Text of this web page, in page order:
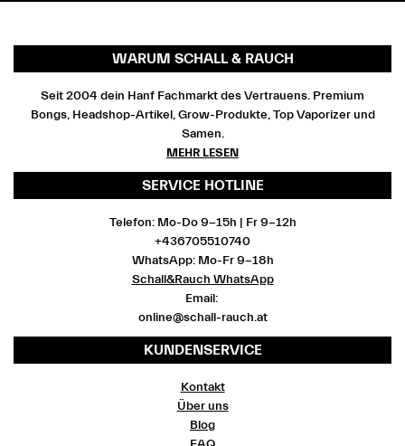
WARUM SCHALL & RAUCH
Seit 2004 dein Hanf Fachmarkt des Vertrauens. Premium
Bongs, Headshop-Artikel, Grow-Produkte, Top Vaporizer und
Samen.
MEHR LESEN
SERVICE HOTLINE
Telefon: Mo-Do 9-15h | Fr 9-12h
+436705510740
WhatsApp: Mo-Fr 9-18h
Schall&Rauch WhatsApp
Email:
online@schall-rauch.at
KUNDENSERVICE
Kontakt
Über uns
Blog